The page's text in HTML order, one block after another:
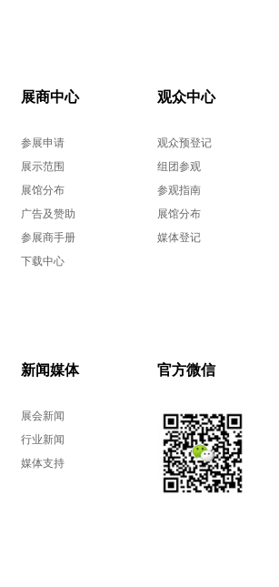
展商中心
参展申请
展示范围
展馆分布
广告及赞助
参展商手册
下载中心
观众中心
观众预登记
组团参观
参观指南
展馆分布
媒体登记
新闻媒体
展会新闻
行业新闻
媒体支持
官方微信